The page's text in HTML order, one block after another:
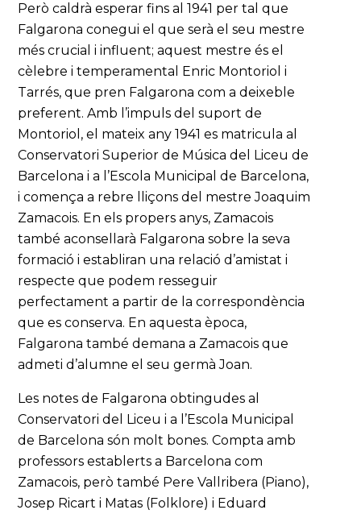
Però caldrà esperar fins al 1941 per tal que
Falgarona conegui el que serà el seu mestre
més crucial i influent; aquest mestre és el
cèlebre i temperamental Enric Montoriol i
Tarrés, que pren Falgarona com a deixeble
preferent. Amb l’impuls del suport de
Montoriol, el mateix any 1941 es matricula al
Conservatori Superior de Música del Liceu de
Barcelona i a l’Escola Municipal de Barcelona,
i comença a rebre lliçons del mestre Joaquim
Zamacois. En els propers anys, Zamacois
també aconsellarà Falgarona sobre la seva
formació i establiran una relació d’amistat i
respecte que podem resseguir
perfectament a partir de la correspondència
que es conserva. En aquesta època,
Falgarona també demana a Zamacois que
admeti d’alumne el seu germà Joan.
Les notes de Falgarona obtingudes al
Conservatori del Liceu i a l’Escola Municipal
de Barcelona són molt bones. Compta amb
professors establerts a Barcelona com
Zamacois, però també Pere Vallribera (Piano),
Josep Ricart i Matas (Folklore) i Eduard